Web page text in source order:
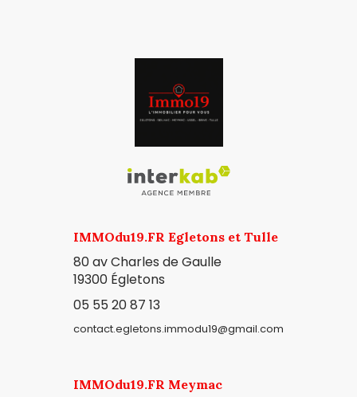
IMMOdu19.FR Egletons et Tulle
80 av Charles de Gaulle
19300 Égletons
05 55 20 87 13
contact.egletons.immodu19@gmail.com
IMMOdu19.FR Meymac